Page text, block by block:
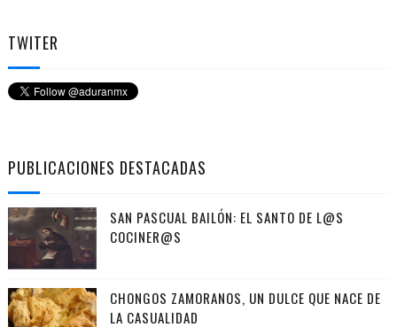
TWITER
PUBLICACIONES DESTACADAS
SAN PASCUAL BAILÓN: EL SANTO DE L@S
COCINER@S
CHONGOS ZAMORANOS, UN DULCE QUE NACE DE
LA CASUALIDAD